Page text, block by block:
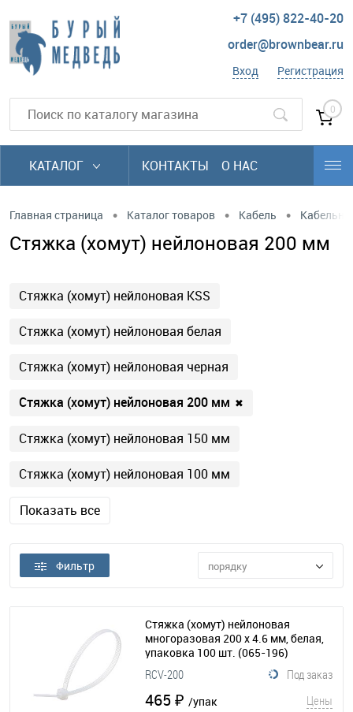
+7 (495) 822-40-20
order@brownbear.ru
Вход Регистрация
0
КАТАЛОГ КОНТАКТЫ О НАС
Главная страница • Каталог товаров • Кабель •
Стяжка (хомут) нейлоновая 200 мм
Стяжка (хомут) нейлоновая KSS
Стяжка (хомут) нейлоновая белая
Стяжка (хомут) нейлоновая черная
Стяжка (хомут) нейлоновая 200 мм ✖
Стяжка (хомут) нейлоновая 150 мм
Стяжка (хомут) нейлоновая 100 мм
Показать все
Фильтр порядку
Стяжка (хомут) нейлоновая
многоразовая 200 х 4.6 мм, белая,
упаковка 100 шт. (065-196)
Под заказ
RCV-200
465 ₽ /упак Цены